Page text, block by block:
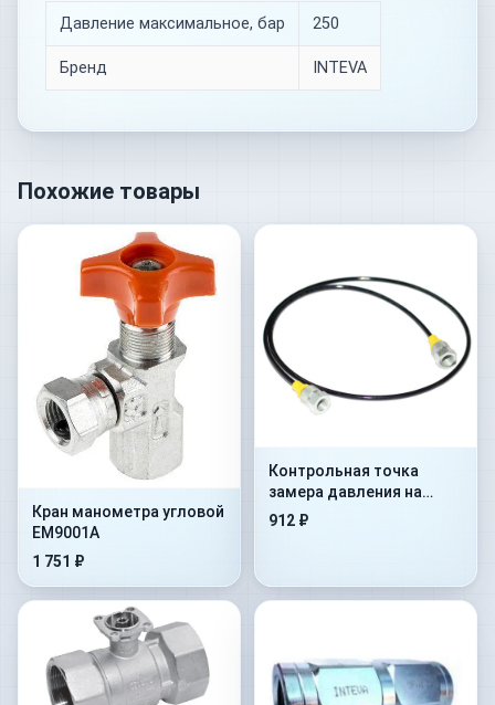
Давление максимальное, бар 250
Бренд INTEVA
Похожие товары
Кран манометра угловой
EM9001A
1 751 ₽
Контрольная точка
замера давления на
гибком шланге Flex.
912 ₽